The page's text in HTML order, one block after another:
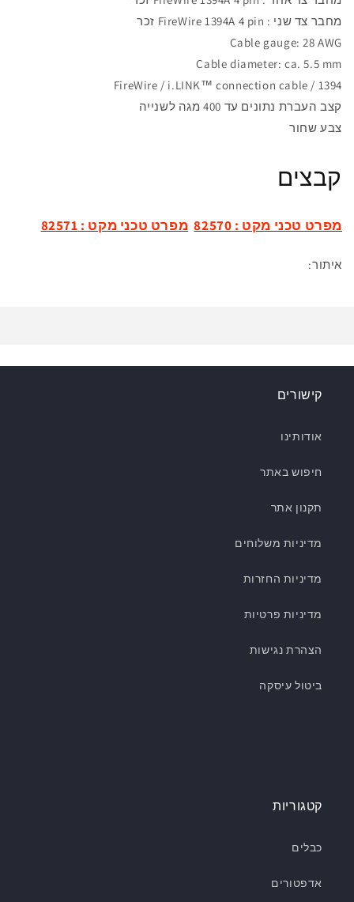
מחבר צד שני : FireWire 1394A 4 pin זכר
Cable gauge: 28 AWG
Cable diameter: ca. 5.5 mm
1394 / FireWire / i.LINK™ connection cable
קצב העברת נתונים עד 400 מגה לשנייה
צבע שחור
קבצים
מפרט טכני מקט : 82570 מפרט טכני מקט : 82571
איתור:
קישורים
אודותינו
חיפוש באתר
תקנון אתר
מדיניות משלוחים
מדיניות החזרות
מדיניות פרטיות
הצהרת נגישות
ביטול עיסקה
קטגוריות
כבלים
אדפטורים